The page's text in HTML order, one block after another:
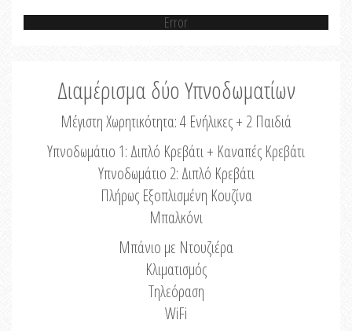
Error
Διαμέρισμα δύο Υπνοδωματίων
Μέγιστη Χωρητικότητα: 4 Ενήλικες + 2 Παιδιά
Υπνοδωμάτιο 1: Διπλό Κρεβάτι + Καναπές Κρεβάτι
Υπνοδωμάτιο 2: Διπλό Κρεβάτι
Πλήρως Εξοπλισμένη Κουζίνα
Μπαλκόνι
Μπάνιο με Ντουζιέρα
Κλιματισμός
Τηλεόραση
WiFi